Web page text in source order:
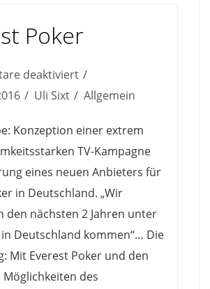
Poker
deaktiviertfür
Everest
Uli Sixt Allgemein
Konzeption einer extrem
TV-Kampagne
eines neuen Anbieters für
in Deutschland. „Wir
den nächsten 2 Jahren unter
Deutschland kommen“… Die
Mit Everest Poker und den
des